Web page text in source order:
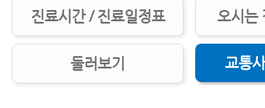
교통사고병원, 첫 병원을 잘 골라야
교통사고한의원 제대로 고르는 5가
교통사고후유증한의원, 교통사고후
진료시간 / 진료일정표 오시는
둘러보기 교통